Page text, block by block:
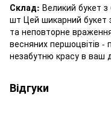
Склад: Великий букет з
шт Цей шикарний букет
та неповторне
весняних першоцвітів -
незабутню красу в ваш
Відгуки